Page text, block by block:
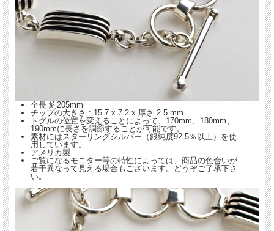
FRANCIS JONES（フランシス・ジョーンズ）さ
んが作るエッジプレート作品は、女性ならではの
丁寧な仕事ぶりも手伝って、仕上がりが美しく、
また独特の重厚感と存在感があります。
全長 約205mm
チップの大きさ : 15.7 x 7.2 x 厚さ 2.5 mm
トグルの位置を変えることによって、170mm、180mm、
190mmに長さを調節することが可能です。
素材にはスターリングシルバー（銀純度92.5％以上）を使
用しています。
アメリカ製
ご覧になるモニター等の特性によっては、商品の色合いが
若干異なって見える場合もございます。どうぞご了承下さ
い。